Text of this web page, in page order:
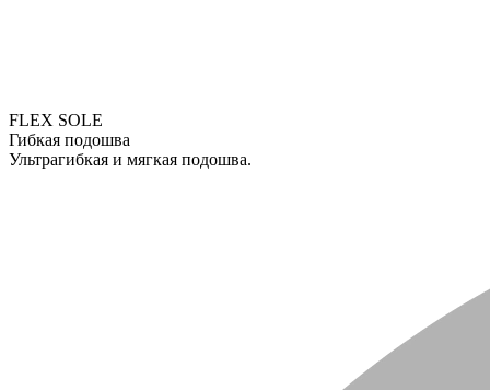
FLEX SOLE
Гибкая подошва
Ультрагибкая и мягкая подошва.